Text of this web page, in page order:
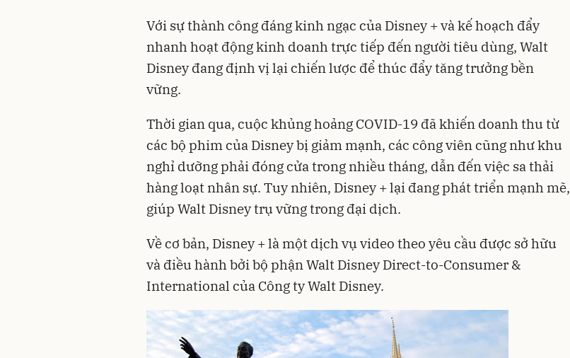
Với sự thành công đáng kinh ngạc của Disney + và kế hoạch đẩy
nhanh hoạt động kinh doanh trực tiếp đến người tiêu dùng, Walt
Disney đang định vị lại chiến lược để thúc đẩy tăng trưởng bền
vững.
Thời gian qua, cuộc khủng hoảng COVID-19 đã khiến doanh thu từ
các bộ phim của Disney bị giảm mạnh, các công viên cũng như khu
nghỉ dưỡng phải đóng cửa trong nhiều tháng, dẫn đến việc sa thải
hàng loạt nhân sự. Tuy nhiên, Disney + lại đang phát triển mạnh mẽ,
giúp Walt Disney trụ vững trong đại dịch.
Về cơ bản, Disney + là một dịch vụ video theo yêu cầu được sở hữu
và điều hành bởi bộ phận Walt Disney Direct-to-Consumer &
International của Công ty Walt Disney.